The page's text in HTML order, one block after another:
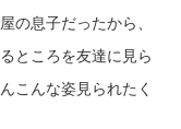
の息子だったから、
ところを友達に見ら
こんな姿見られたく